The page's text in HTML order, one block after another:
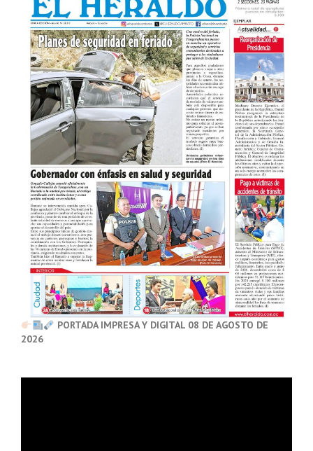
PORTADA IMPRESA Y DIGITAL 08 DE AGOSTO DE
2026